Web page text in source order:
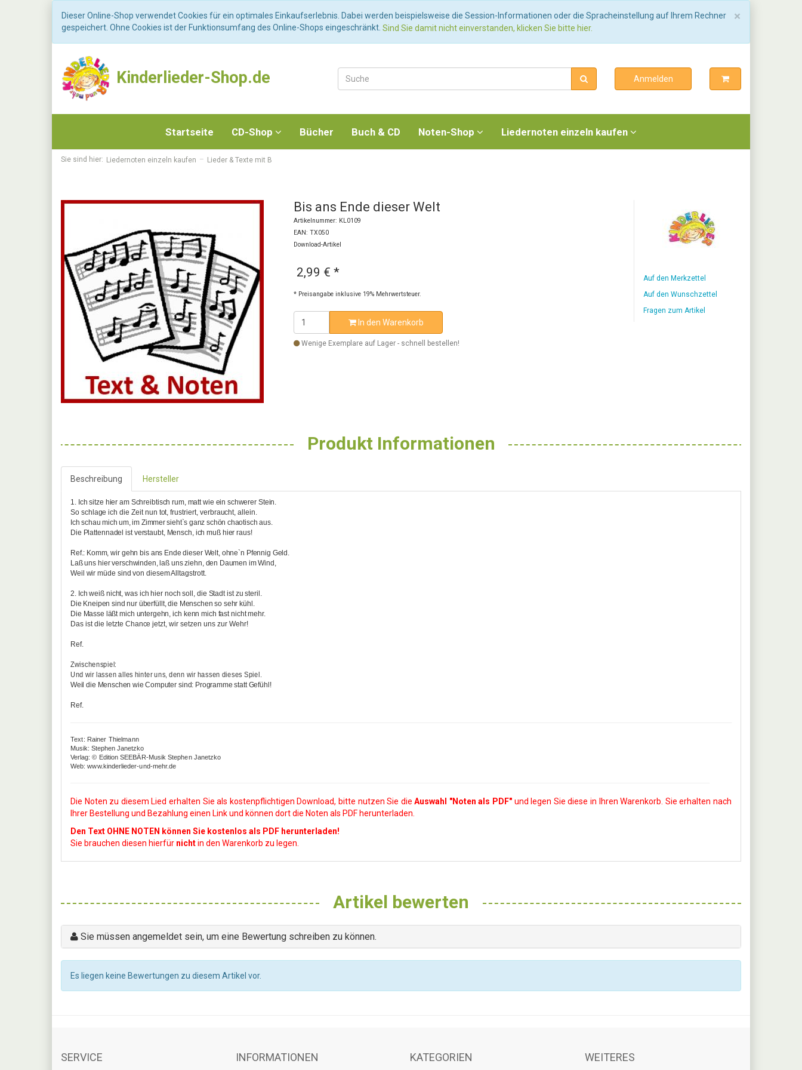
×
Dieser Online-Shop verwendet Cookies für ein optimales Einkaufserlebnis. Dabei werden beispielsweise die Session-Informationen oder die Spracheinstellung auf Ihrem Rechner
gespeichert. Ohne Cookies ist der Funktionsumfang des Online-Shops eingeschränkt. Sind Sie damit nicht einverstanden, klicken Sie bitte hier.
Kinderlieder-Shop.de Anmelden
Startseite CD-Shop Bücher Buch & CD Noten-Shop Liedernoten einzeln kaufen
Sie sind hier: Liedernoten einzeln kaufen Lieder & Texte mit B
Bis ans Ende dieser Welt
Artikelnummer: KL0109
EAN: TX050
Download-Artikel
2,99 € *
* Preisangabe inklusive 19% Mehrwertsteuer.
In den Warenkorb
Wenige Exemplare auf Lager - schnell bestellen!
Auf den Merkzettel
Auf den Wunschzettel
Fragen zum Artikel
Produkt Informationen
Beschreibung Hersteller
1. Ich sitze hier am Schreibtisch rum, matt wie ein schwerer Stein.
So schlage ich die Zeit nun tot, frustriert, verbraucht, allein.
Ich schau mich um, im Zimmer sieht`s ganz schön chaotisch aus.
Die Plattennadel ist verstaubt, Mensch, ich muß hier raus!
Ref.: Komm, wir gehn bis ans Ende dieser Welt, ohne`n Pfennig Geld.
Laß uns hier verschwinden, laß uns ziehn, den Daumen im Wind,
Weil wir müde sind von diesem Alltagstrott.
2. Ich weiß nicht, was ich hier noch soll, die Stadt ist zu steril.
Die Kneipen sind nur überfüllt, die Menschen so sehr kühl.
Die Masse läßt mich untergehn, ich kenn mich fast nicht mehr.
Das ist die letzte Chance jetzt, wir setzen uns zur Wehr!
Ref.
Zwischenspiel:
Und wir lassen alles hinter uns, denn wir hassen dieses Spiel.
Weil die Menschen wie Computer sind: Programme statt Gefühl!
Ref.
Text: Rainer Thielmann
Musik: Stephen Janetzko
Verlag: © Edition SEEBÄR-Musik Stephen Janetzko
Web: www.kinderlieder-und-mehr.de
Die Noten zu diesem Lied erhalten Sie als kostenpflichtigen Download, bitte nutzen Sie dieAuswahl "Noten als PDF" und legen Sie diese in Ihren Warenkorb. Sie erhalten nach
Ihrer Bestellung und Bezahlung einen Link und können dort die Noten als PDF herunterladen.
Den Text OHNE NOTEN können Sie kostenlos als PDF herunterladen!
Sie brauchen diesen hierfür nichtin den Warenkorb zu legen.
Artikel bewerten
Sie müssen angemeldet sein, um eine Bewertung schreiben zu können.
Es liegen keine Bewertungen zu diesem Artikel vor.
SERVICE INFORMATIONEN KATEGORIEN WEITERES